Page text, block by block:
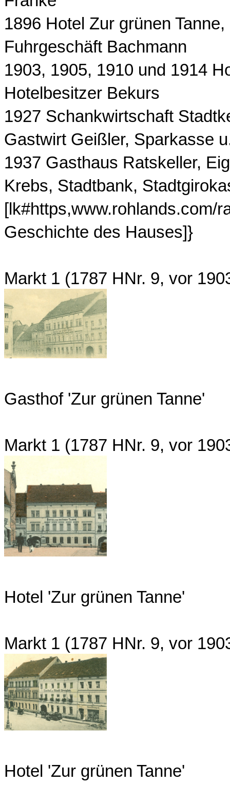
1896 Hotel Zur grünen
Fuhrgeschäft Bachmann
1903, 1905, 1910 und 1914
Hotelbesitzer Bekurs
1927 Schankwirtschaft
Gastwirt Geißler, Sparkasse
1937 Gasthaus Ratskeller,
Krebs, Stadtbank,
[lk#https,www.rohlands.com/
Geschichte des Hauses]}
Markt 1 (1787 HNr. 9, vor
Gasthof 'Zur grünen Tanne'
Markt 1 (1787 HNr. 9, vor
Hotel 'Zur grünen Tanne'
Markt 1 (1787 HNr. 9, vor
Hotel 'Zur grünen Tanne'